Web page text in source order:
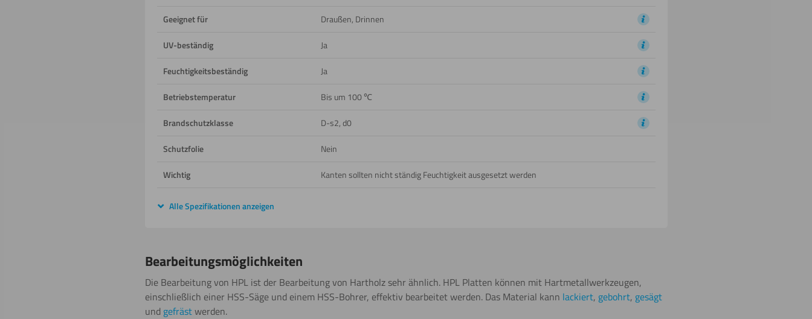
Geeignet für Draußen, Drinnen
UV-beständig Ja
Feuchtigkeitsbeständig Ja
Betriebstemperatur Bis um 100 ℃
Brandschutzklasse D-s2, d0
Schutzfolie Nein
Wichtig Kanten sollten nicht ständig Feuchtigkeit ausgesetzt werden
Alle Spezifikationen anzeigen
Bearbeitungsmöglichkeiten
Die Bearbeitung von HPL ist der Bearbeitung von Hartholz sehr ähnlich. HPL Platten können mit Hartmetallwerkzeugen,
einschließlich einer HSS-Säge und einem HSS-Bohrer, effektiv bearbeitet werden. Das Material kann lackiert, gebohrt, gesägt
und gefrästwerden.